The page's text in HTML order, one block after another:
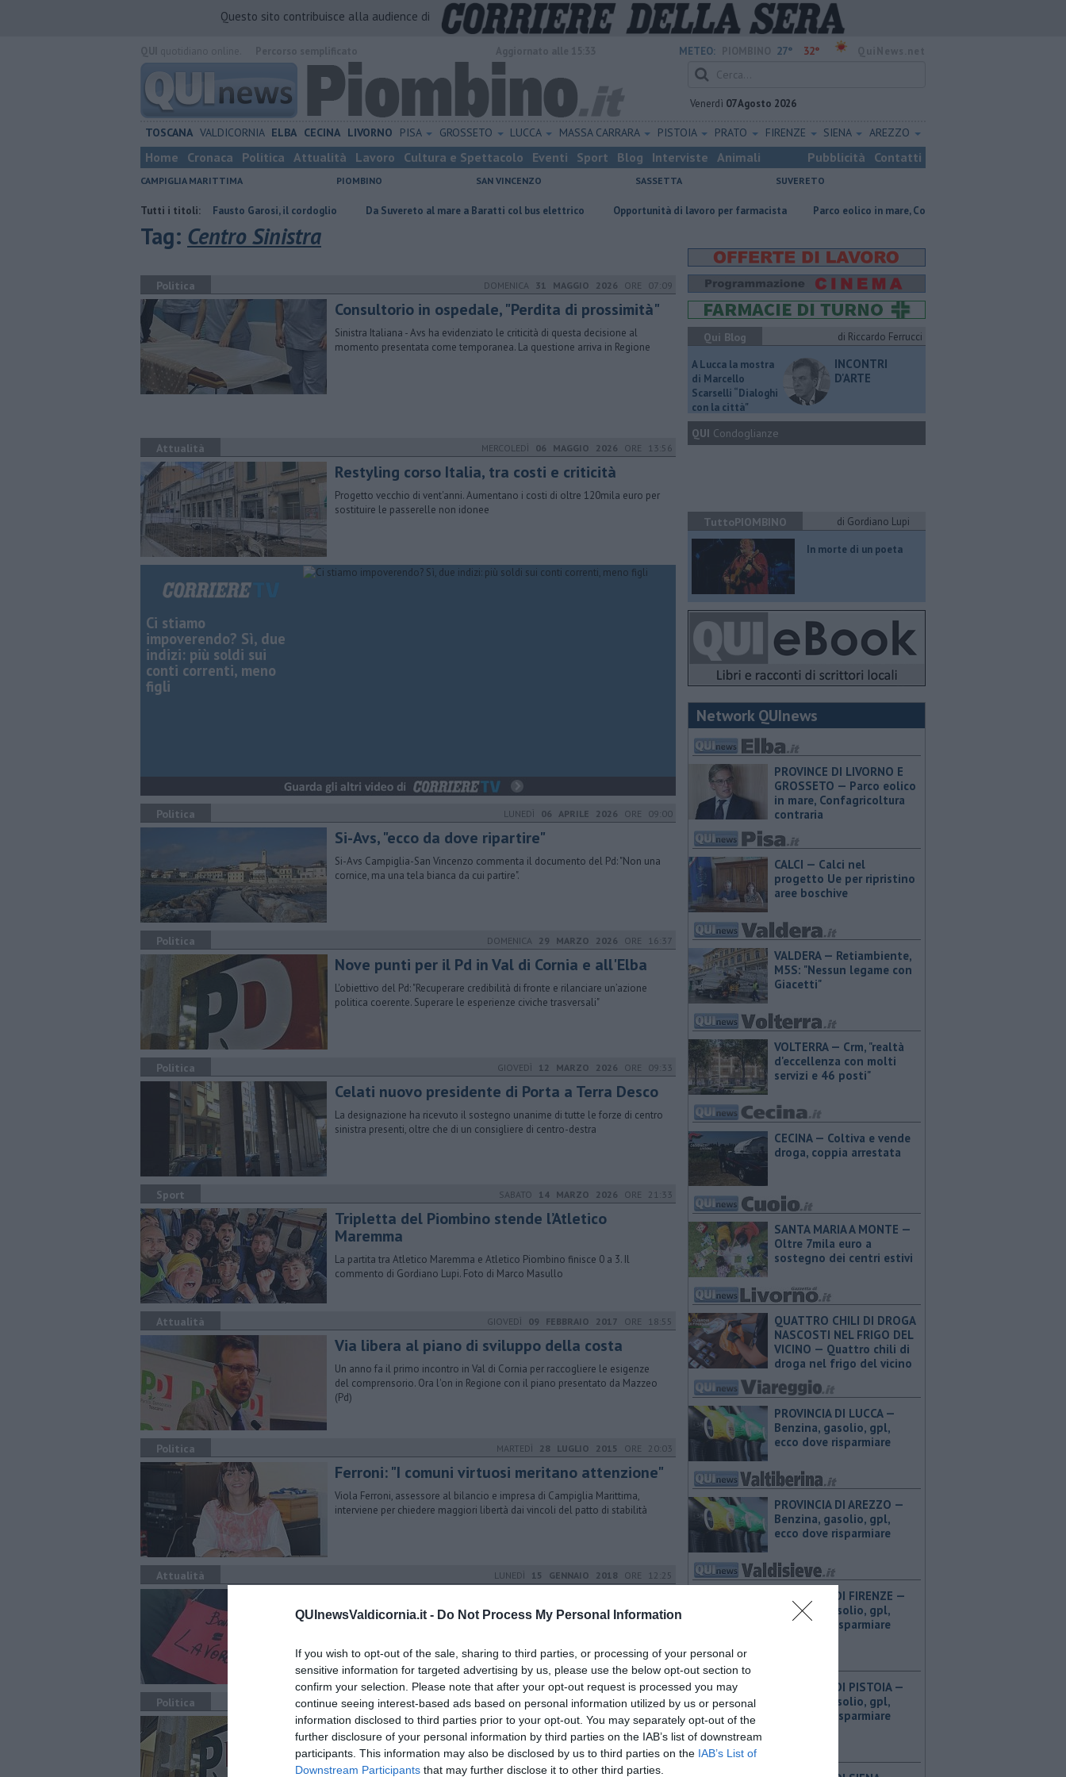
QUInewsValdicornia.it - Do Not Process My Personal Information
If you wish to opt-out of the sale, sharing to third parties, or processing of your personal or
sensitive information for targeted advertising by us, please use the below opt-out section to
confirm your selection. Please note that after your opt-out request is processed you may
continue seeing interest-based ads based on personal information utilized by us or personal
information disclosed to third parties prior to your opt-out. You may separately opt-out of the
further disclosure of your personal information by third parties on the IAB’s list of downstream
participants. This information may also be disclosed by us to third parties on the IAB’s List of
Downstream Participants that may further disclose it to other third parties.
Questo sito contribuisce alla audience di
METEO: 27° 32°
Venerdì 07 Agosto 2026
TOSCANA VALDICORNIA ELBA CECINA LIVORNO PISA GROSSETO LUCCA MASSA CARRARA PISTOIA PRATO FIRENZE SIENA AREZZO
Home Cronaca Politica Attualità Lavoro Cultura e Spettacolo Eventi Sport Blog Interviste Animali Pubblicità Contatti
CAMPIGLIA MARITTIMA PIOMBINO SAN VINCENZO SASSETTA SUVERETO
Tutti i titoli:
Addio al dottor Fausto Garosi, il cordoglio Da Suvereto al mare a Baratti col bus elettrico Opportunità di lavoro per farmacista Parco eolico in mare, Confagricoltura contraria
Tag: Centro Sinistra
Politica DOMENICA 31 MAGGIO 2026 ORE 07:09
Consultorio in ospedale, "Perdita di prossimità"
Sinistra Italiana - Avs ha evidenziato le criticità di questa decisione al
momento presentata come temporanea. La questione arriva in Regione
Attualità MERCOLEDÌ 06 MAGGIO 2026 ORE 13:56
Restyling corso Italia, tra costi e criticità
Progetto vecchio di vent'anni. Aumentano i costi di oltre 120mila euro per
sostituire le passerelle non idonee
Ci stiamo
impoverendo? Sì, due
indizi: più soldi sui
conti correnti, meno
figli
Politica LUNEDÌ 06 APRILE 2026 ORE 09:00
Si-Avs, "ecco da dove ripartire"
Si-Avs Campiglia-San Vincenzo commenta il documento del Pd: "Non una
cornice, ma una tela bianca da cui partire".
Politica DOMENICA 29 MARZO 2026 ORE 16:37
Nove punti per il Pd in Val di Cornia e all'Elba
L'obiettivo del Pd: "Recuperare credibilità di fronte e rilanciare un’azione
politica coerente. Superare le esperienze civiche trasversali"
Politica GIOVEDÌ 12 MARZO 2026 ORE 09:33
Celati nuovo presidente di Porta a Terra Desco
La designazione ha ricevuto il sostegno unanime di tutte le forze di centro
sinistra presenti, oltre che di un consigliere di centro-destra
Sport SABATO 14 MARZO 2026 ORE 21:33
Tripletta del Piombino stende l’Atletico
Maremma
La partita tra Atletico Maremma e Atletico Piombino finisce 0 a 3. Il
commento di Gordiano Lupi. Foto di Marco Masullo
Attualità GIOVEDÌ 09 FEBBRAIO 2017 ORE 18:55
Via libera al piano di sviluppo della costa
Un anno fa il primo incontro in Val di Cornia per raccogliere le esigenze
del comprensorio. Ora l'on in Regione con il piano presentato da Mazzeo
(Pd)
Politica MARTEDÌ 28 LUGLIO 2015 ORE 20:03
Ferroni: "I comuni virtuosi meritano attenzione"
Viola Ferroni, assessore al bilancio e impresa di Campiglia Marittima,
interviene per chiedere maggiori libertà dai vincoli del patto di stabilità
Attualità LUNEDÌ 15 GENNAIO 2018 ORE 12:25
tutto"
corso il summit sulle bonifiche del Sin. Chiesti tempi certi e lavoro
Politica GIOVEDÌ25 MAGGIO 2017ORE 16:31
Tagliando di metà mandato per la giunta
Giuliani
Pit stop di metà mandato per Amministrazione e Partito Democratico che
Qui Blog di Riccardo Ferrucci
A Lucca la mostra
di Marcello
Scarselli “Dialoghi
con la città"
INCONTRI
D'ARTE
QUI Condoglianze
TuttoPIOMBINO di Gordiano Lupi
In morte di un poeta
Network QUInews
PROVINCE DI LIVORNO E
GROSSETO — Parco eolico
in mare, Confagricoltura
contraria
CALCI — Calci nel
progetto Ue per ripristino
aree boschive
VALDERA — Retiambiente,
M5S: "Nessun legame con
Giacetti"
VOLTERRA — Crm, "realtà
d'eccellenza con molti
servizi e 46 posti"
CECINA — Coltiva e vende
droga, coppia arrestata
SANTA MARIA A MONTE —
Oltre 7mila euro a
sostegno dei centri estivi
QUATTRO CHILI DI DROGA
NASCOSTI NEL FRIGO DEL
VICINO — Quattro chili di
droga nel frigo del vicino
PROVINCIA DI LUCCA — ​
Benzina, gasolio, gpl,
ecco dove risparmiare
PROVINCIA DI AREZZO — ​
Benzina, gasolio, gpl,
ecco dove risparmiare
PROVINCIA DI FIRENZE — ​
Benzina, gasolio, gpl,
ecco dove risparmiare
PROVINCIA DI PISTOIA — ​
Benzina, gasolio, gpl,
ecco dove risparmiare